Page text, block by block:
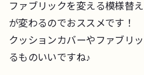
ファブリックを変える模様替
が変わるのでおススメです！
クッションカバーやファブリ
るものいいですね♪